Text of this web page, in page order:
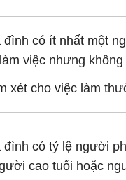
đình có ít nhất một
việc nhưng
xét cho việc làm
đình có tỷ lệ người
cao tuổi hoặc